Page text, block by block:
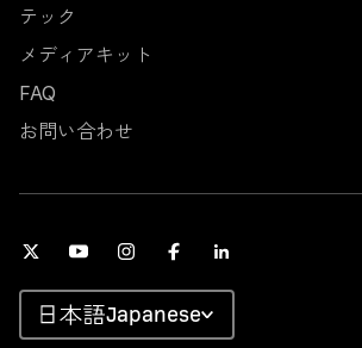
テック
メディアキット
FAQ
お問い合わせ
Japanese